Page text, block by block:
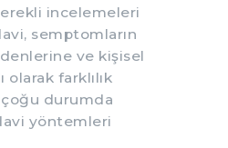
incelemeleri
semptomların
ve kişisel
olarak farklılık
durumda
yöntemleri